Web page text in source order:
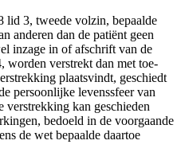
lid 3, twee­de vol­zin, bepaal­de
ande­ren dan de pati­ënt geen
inza­ge in of afschrift van de
wor­den ver­strekt dan met toe­
plaats­vindt, geschiedt
per­soon­lij­ke levens­sfeer van
ver­strek­king kan geschie­den
bedoeld in de voor­gaan­de
de wet bepaal­de daar­toe